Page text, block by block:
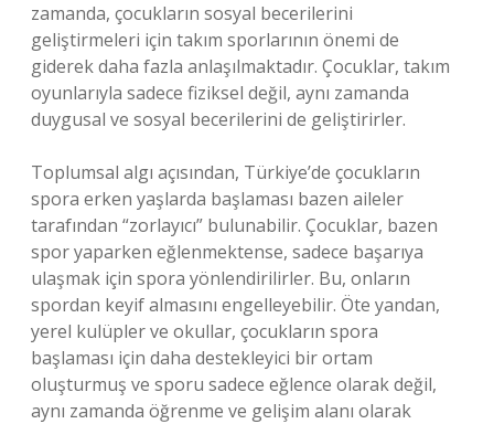
zamanda, çocukların sosyal becerilerini
geliştirmeleri için takım sporlarının önemi de
giderek daha fazla anlaşılmaktadır. Çocuklar, takım
oyunlarıyla sadece fiziksel değil, aynı zamanda
duygusal ve sosyal becerilerini de geliştirirler.
Toplumsal algı açısından, Türkiye’de çocukların
spora erken yaşlarda başlaması bazen aileler
tarafından “zorlayıcı” bulunabilir. Çocuklar, bazen
spor yaparken eğlenmektense, sadece başarıya
ulaşmak için spora yönlendirilirler. Bu, onların
spordan keyif almasını engelleyebilir. Öte yandan,
yerel kulüpler ve okullar, çocukların spora
başlaması için daha destekleyici bir ortam
oluşturmuş ve sporu sadece eğlence olarak değil,
aynı zamanda öğrenme ve gelişim alanı olarak